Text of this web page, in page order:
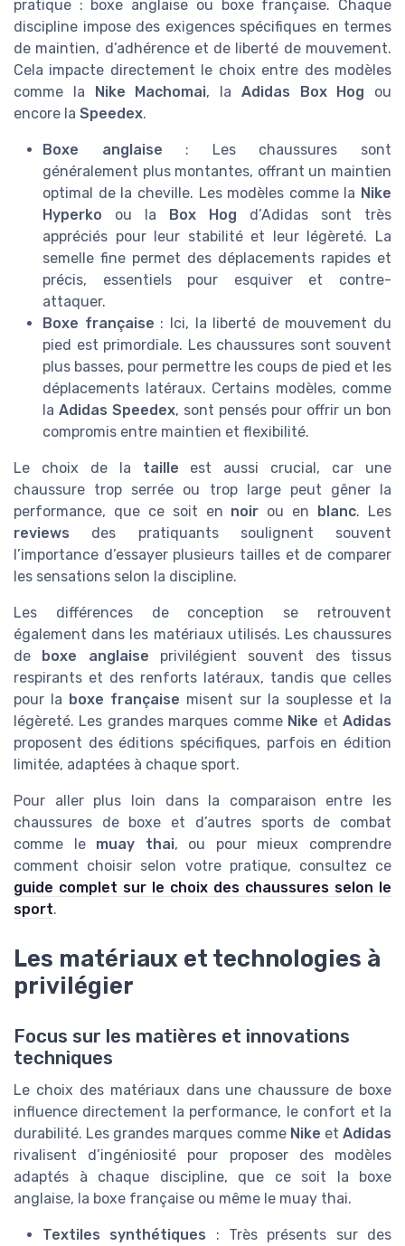
pratique : boxe anglaise ou boxe française. Chaque
discipline impose des exigences spécifiques en termes
de maintien, d’adhérence et de liberté de mouvement.
Cela impacte directement le choix entre des modèles
comme la
Nike Machomai, la Adidas Box Hog ou
encore la Speedex.
Boxe anglaise : Les chaussures sont
généralement plus montantes, offrant un maintien
optimal de la cheville. Les modèles comme la Nike
Hyperko ou la Box Hog d’Adidas sont très
appréciés pour leur stabilité et leur légèreté. La
semelle fine permet des déplacements rapides et
précis, essentiels pour esquiver et contre-
attaquer.
Boxe française : Ici, la liberté de mouvement du
pied est primordiale. Les chaussures sont souvent
plus basses, pour permettre les coups de pied et les
déplacements latéraux. Certains modèles, comme
la Adidas Speedex, sont pensés pour offrir un bon
compromis entre maintien et flexibilité.
Le choix de la taille est aussi crucial, car une
chaussure trop serrée ou trop large peut gêner la
performance, que ce soit en noir ou en blanc. Les
reviews des pratiquants soulignent souvent
l’importance d’essayer plusieurs tailles et de comparer
les sensations selon la discipline.
Les différences de conception se retrouvent
également dans les matériaux utilisés. Les chaussures
de
boxe anglaise privilégient souvent des tissus
respirants et des renforts latéraux, tandis que celles
pour la boxe française misent sur la souplesse et la
légèreté. Les grandes marques comme Nike etAdidas
proposent des éditions spécifiques, parfois en édition
limitée, adaptées à chaque sport.
Pour aller plus loin dans la comparaison entre les
chaussures de boxe et d’autres sports de combat
comme le muay thai, ou pour mieux comprendre
comment choisir selon votre pratique, consultez ce
guide complet sur le choix des chaussures selon le
sport.
Les matériaux et technologies à
privilégier
Focus sur les matières et innovations
techniques
Le choix des matériaux dans une chaussure de boxe
influence directement la performance, le confort et la
durabilité. Les grandes marques comme Nike etAdidas
rivalisent d’ingéniosité pour proposer des modèles
adaptés à chaque discipline, que ce soit la boxe
anglaise, la boxe française ou même le muay thai.
Textiles synthétiques : Très présents sur des